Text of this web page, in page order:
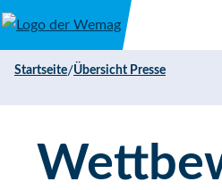
Direkt zum Inhalt
Startseite/Übersicht Presse